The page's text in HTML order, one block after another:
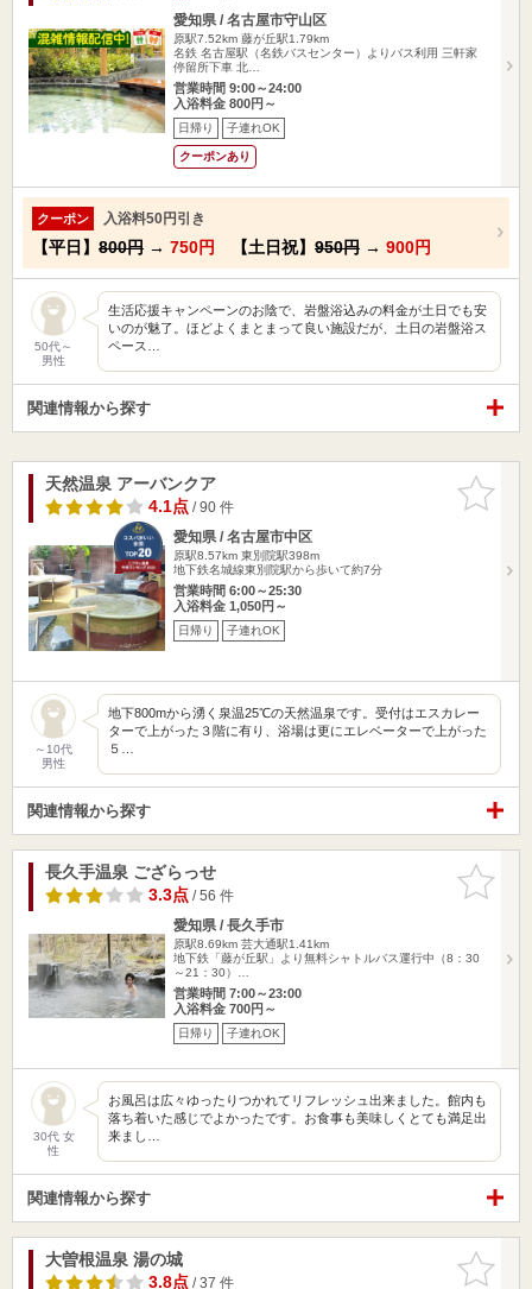
愛知県 / 名古屋市守山区
原駅7.52km 藤が丘駅1.79km
名鉄 名古屋駅（名鉄バスセンター）よりバス利用 三軒家
停留所下車 北…
営業時間 9:00～24:00
入浴料金 800円～
日帰り 子連れOK
クーポンあり
クーポン 入浴料50円引き
【平日】 800円 → 750円 【土日祝】 950円 → 900円
50代～
男性
生活応援キャンペーンのお陰で、岩盤浴込みの料金が土日でも安
いのが魅了。ほどよくまとまって良い施設だが、土日の岩盤浴ス
ペース…
関連情報から探す
お気に入
りに追加
天然温泉 アーバンクア
4.1点/ 90 件
愛知県 / 名古屋市中区
原駅8.57km 東別院駅398m
地下鉄名城線東別院駅から歩いて約7分
営業時間 6:00～25:30
入浴料金 1,050円～
日帰り 子連れOK
～10代
男性
地下800mから湧く泉温25℃の天然温泉です。受付はエスカレー
ターで上がった３階に有り、浴場は更にエレベーターで上がった
５…
関連情報から探す
お気に入
りに追加
長久手温泉 ござらっせ
3.3点/ 56 件
愛知県 / 長久手市
原駅8.69km 芸大通駅1.41km
地下鉄「藤が丘駅」より無料シャトルバス運行中（8：30
～21：30）…
営業時間 7:00～23:00
入浴料金 700円～
日帰り 子連れOK
30代 女
性
お風呂は広々ゆったりつかれてリフレッシュ出来ました。館内も
落ち着いた感じでよかったです。お食事も美味しくとても満足出
来まし…
関連情報から探す
お気に入
りに追加
大曽根温泉 湯の城
3.8点/ 37 件